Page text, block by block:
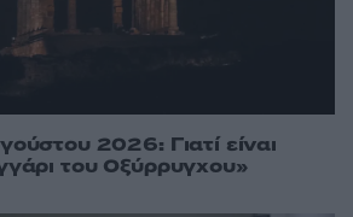
2026: Γιατί είναι
του Οξύρρυγχου»